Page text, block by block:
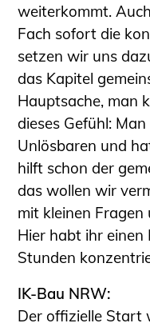
weiterkommt.
Fach sofort die
setzen wir uns
das Kapitel
Hauptsache, man
dieses Gefühl:
Unlösbaren und
hilft schon der
das wollen wir
mit kleinen
Hier habt ihr einen
Stunden
IK-Bau NRW:
Der offizielle Start